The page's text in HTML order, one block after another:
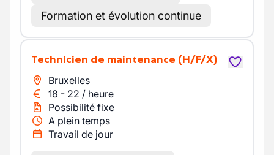
Formation et évolution continue
Technicien de maintenance (H/F/X)
Bruxelles
18 - 22 / heure
Possibilité fixe
A plein temps
Travail de jour